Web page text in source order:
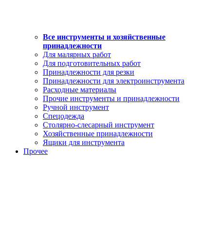
Все инструменты и хозяйственные
принадлежности
Для малярных работ
Для подготовительных работ
Принадлежности для резки
Принадлежности для электроинструмента
Расходные материалы
Прочие инструменты и принадлежности
Ручной инструмент
Спецодежда
Столярно-слесарный инструмент
Хозяйственные принадлежности
Ящики для инструмента
Прочее